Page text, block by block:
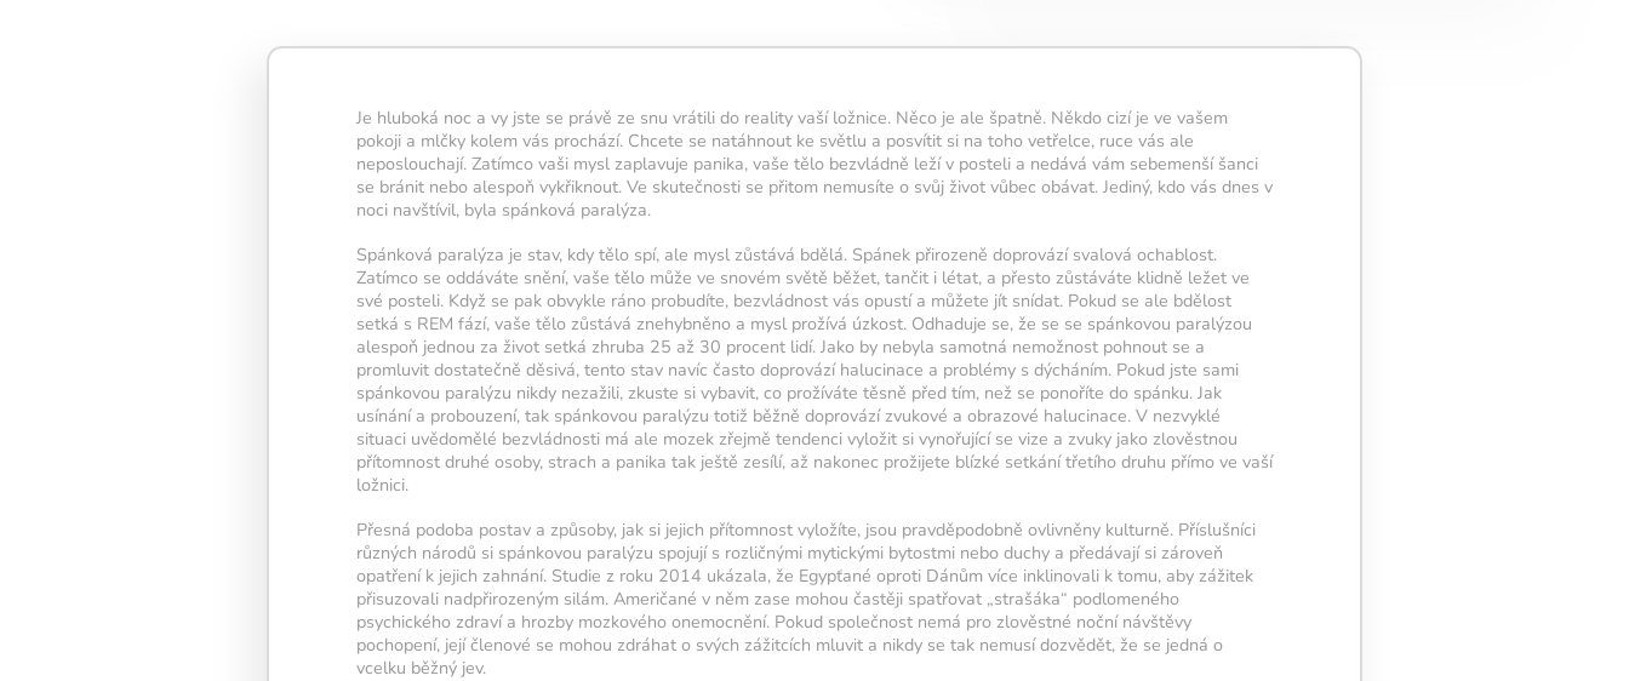
část vašíneuronové sítě.
Jakmile dokončíte všech 5 cvičení,
rozsvítí se žárovka– symbol úspěšně
splněného tréninku.
nejdéle – každý den navíc pomáhá
vaší mysli zůstat aktivní a v kondici.
Kalendář sleduje vaši denní
tréninkovou aktivitu:
Oranžové políčko:Barva ukazuje
intenzitu tréninku, jako svítivost
žárovky.
1 cvičení = 20% intenzity
5 cvičení = 100% intenzity
Je hluboká noc a vy jste se právě ze snu vrátili do reality vaší ložnice. Něco je ale špatně. Někdo cizí je ve vašem
pokoji a mlčky kolem vás prochází. Chcete se natáhnout ke světlu a posvítit si na toho vetřelce, ruce vás ale
neposlouchají. Zatímco vaši mysl zaplavuje panika, vaše tělo bezvládně leží v posteli a nedává vám sebemenší šanci
se bránit nebo alespoň vykřiknout. Ve skutečnosti se přitom nemusíte o svůj život vůbec obávat. Jediný, kdo vás dnes v
noci navštívil, byla spánková paralýza.
Spánková paralýza je stav, kdy tělo spí, ale mysl zůstává bdělá. Spánek přirozeně doprovází svalová ochablost.
Zatímco se oddáváte snění, vaše tělo může ve snovém světě běžet, tančit i létat, a přesto zůstáváte klidně ležet ve
své posteli. Když se pak obvykle ráno probudíte, bezvládnost vás opustí a můžete jít snídat. Pokud se ale bdělost
setká s REM fází, vaše tělo zůstává znehybněno a mysl prožívá úzkost. Odhaduje se, že se se spánkovou paralýzou
alespoň jednou za život setká zhruba 25 až 30 procent lidí. Jako by nebyla samotná nemožnost pohnout se a
promluvit dostatečně děsivá, tento stav navíc často doprovází halucinace a problémy s dýcháním. Pokud jste sami
spánkovou paralýzu nikdy nezažili, zkuste si vybavit, co prožíváte těsně před tím, než se ponoříte do spánku. Jak
usínání a probouzení, tak spánkovou paralýzu totiž běžně doprovází zvukové a obrazové halucinace. V nezvyklé
situaci uvědomělé bezvládnosti má ale mozek zřejmě tendenci vyložit si vynořující se vize a zvuky jako zlověstnou
přítomnost druhé osoby, strach a panika tak ještě zesílí, až nakonec prožijete blízké setkání třetího druhu přímo ve vaší
ložnici.
Přesná podoba postav a způsoby, jak si jejich přítomnost vyložíte, jsou pravděpodobně ovlivněny kulturně. Příslušníci
různých národů si spánkovou paralýzu spojují s rozličnými mytickými bytostmi nebo duchy a předávají si zároveň
opatření k jejich zahnání. Studie z roku 2014 ukázala, že Egypťané oproti Dánům více inklinovali k tomu, aby zážitek
přisuzovali nadpřirozeným silám. Američané v něm zase mohou častěji spatřovat „strašáka“ podlomeného
psychického zdraví a hrozby mozkového onemocnění. Pokud společnost nemá pro zlověstné noční návštěvy
pochopení, její členové se mohou zdráhat o svých zážitcích mluvit a nikdy se tak nemusí dozvědět, že se jedná o
vcelku běžný jev.